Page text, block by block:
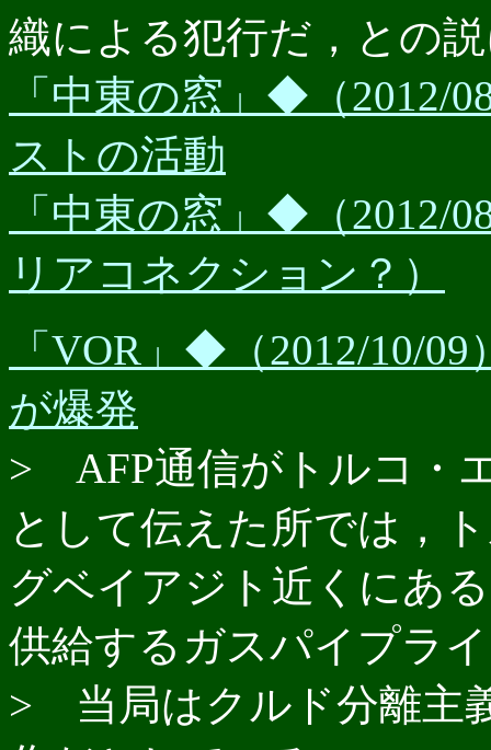
織による犯行だ，との
「中東の窓」◆（2012/
ストの活動
「中東の窓」◆（2012/
リアコネクション？）
「VOR」◆（2012/10/
が爆発
> AFP通信がトルコ・
として伝えた所では，
グベイアジト近くにあ
供給するガスパイプラ
> 当局はクルド分離主